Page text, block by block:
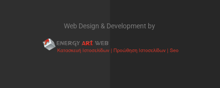
Web Design & Development by